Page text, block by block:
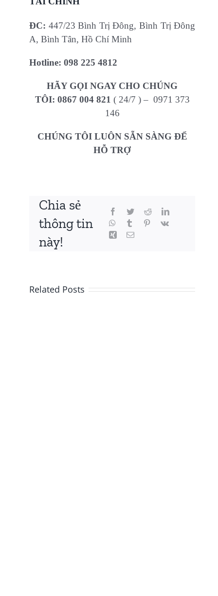
ĐC: 447/23 Bình Trị Đông, Bình Trị Đông
A, Bình Tân, Hồ Chí Minh
Hotline: 098 225 4812
HÃY GỌI NGAY CHO CHÚNG
TÔI: 0867 004 821 ( 24/7 ) – 0971 373
146
CHÚNG TÔI LUÔN SẴN SÀNG ĐỂ
HỖ TRỢ
Chia sẻ
thông tin
này!
Related Posts